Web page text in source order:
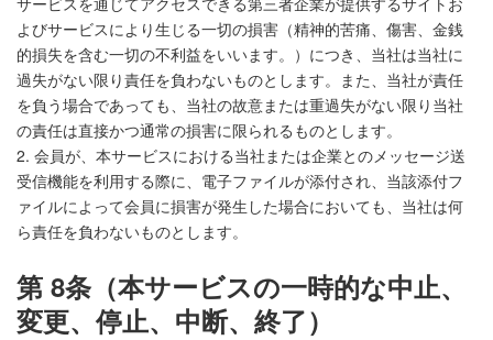
よびサービスにより生じる一切の損害（精神的苦痛、傷害、金銭
的損失を含む一切の不利益をいいます。）につき、当社は当社に
過失がない限り責任を負わないものとします。また、当社が責任
を負う場合であっても、当社の故意または重過失がない限り当社
の責任は直接かつ通常の損害に限られるものとします。
2. 会員が、本サービスにおける当社または企業とのメッセージ送
受信機能を利用する際に、電子ファイルが添付され、当該添付フ
ァイルによって会員に損害が発生した場合においても、当社は何
ら責任を負わないものとします。
第 8条（本サービスの一時的な中止、
変更、停止、中断、終了）